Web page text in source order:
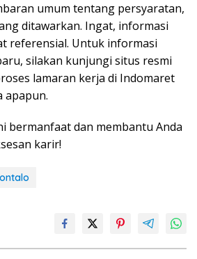
umum tentang persyaratan,
ditawarkan. Ingat, informasi
referensial. Untuk informasi
silakan kunjungi situs resmi
lamaran kerja di Indomaret
apapun.
bermanfaat dan membantu Anda
karir!